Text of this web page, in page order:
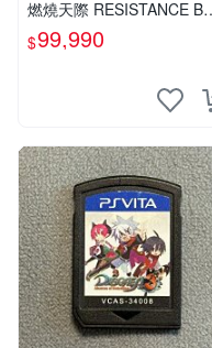
燃燒天際 RESISTANCE
NING SKIES 中文版【台中
龍電玩】
$99,990